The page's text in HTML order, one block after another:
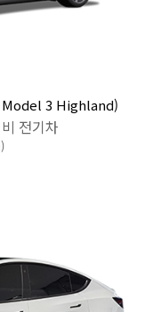
3 Highland)
전기차